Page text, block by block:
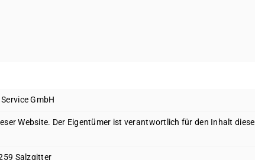
GmbH
Website. Der Eigentümer ist verantwortlich für den Inhalt
Salzgitter